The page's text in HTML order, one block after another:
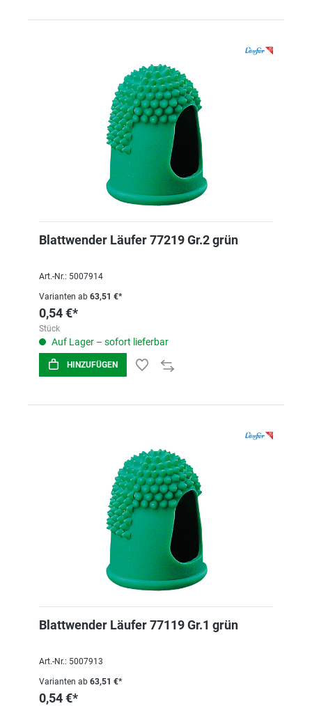
Blattwender Läufer 77219 Gr.2 grün
Art.-Nr.: 5007914
Varianten ab 63,51 €*
0,54 €*
Stück
Auf Lager – sofort lieferbar
HINZUFÜGEN
Blattwender Läufer 77119 Gr.1 grün
Art.-Nr.: 5007913
Varianten ab 63,51 €*
0,54 €*